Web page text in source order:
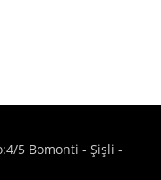
5 Bomonti - Şişli -